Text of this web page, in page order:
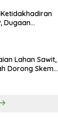
Dugaan
Lahan Sawit,
Dorong Skema